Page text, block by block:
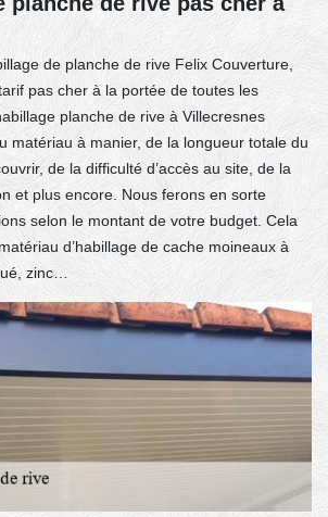
de planche de rive Felix Couverture,
pas cher à la portée de toutes les
planche de rive à Villecresnes
matériau à manier, de la longueur totale du
de la difficulté d’accès au site, de la
et plus encore. Nous ferons en sorte
selon le montant de votre budget. Cela
d’habillage de cache moineaux à
zinc…